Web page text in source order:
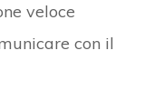
veloce
con il